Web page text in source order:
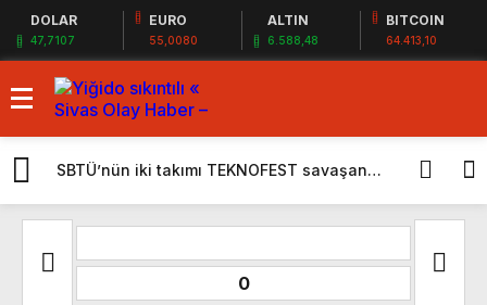
DOLAR
47,7107
EURO
55,0080
ALTIN
6.588,48
BITCOIN
64.413,10
SBTÜ’nün iki takımı TEKNOFEST savaşan
İHA yarışmasında finalde
0